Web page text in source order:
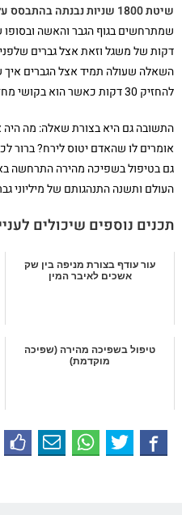
שיטת 1800 שניות נבנתה בהתבסס על מחקרים מדעיים
דקות של משגל וזאת אצל גברים
השאלה שעולה תמיד אצל הגברים איך
להחזיק 30 דקות כאשר הוא בקושי מחזיק 30 שניות?
אומרים לו שהאדם יטוס לירח? ברור
גם בטיפול בשפיכה מהירה התרחשה
העולם ותשנה התנהגותם של מיליוני
תכנים נוספים שיכולים
עור עודף בצורת מניפה בין שק
אשכים לאיבר המין
טיפול בשפיכה מהירה (שפיכה
מוקדמת)